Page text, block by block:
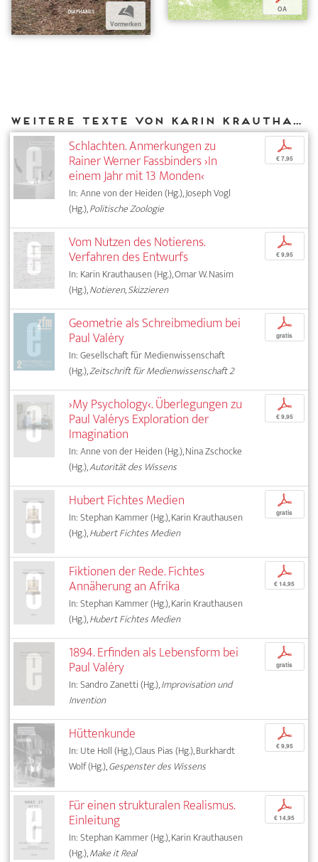
b
Vormerken
OA
Weitere Texte von Karin Krauthausen bei DIAPHANES
Schlachten. Anmerkungen zu
Rainer Werner Fassbinders ›In
einem Jahr mit 13 Monden‹
In: Anne von der Heiden (Hg.), Joseph Vogl
(Hg.),Politische Zoologie
p
€ 7,95
Vom Nutzen des Notierens.
Verfahren des Entwurfs
In: Karin Krauthausen (Hg.), Omar W. Nasim
(Hg.),Notieren, Skizzieren
p
€ 9,95
Geometrie als Schreibmedium bei
Paul Valéry
In: Gesellschaft für Medienwissenschaft
(Hg.),Zeitschrift für Medienwissenschaft 2
p
gratis
›My Psychology‹. Überlegungen zu
Paul Valérys Exploration der
Imagination
In: Anne von der Heiden (Hg.), Nina Zschocke
(Hg.),Autorität des Wissens
p
€ 9,95
Hubert Fichtes Medien
In: Stephan Kammer (Hg.), Karin Krauthausen
(Hg.),Hubert Fichtes Medien
p
gratis
Fiktionen der Rede. Fichtes
Annäherung an Afrika
In: Stephan Kammer (Hg.), Karin Krauthausen
(Hg.),Hubert Fichtes Medien
p
€ 14,95
1894. Erfinden als Lebensform bei
Paul Valéry
In: Sandro Zanetti (Hg.),Improvisation und
Invention
p
gratis
Hüttenkunde
In: Ute Holl (Hg.), Claus Pias (Hg.), Burkhardt
Wolf (Hg.),Gespenster des Wissens
p
€ 9,95
Für einen strukturalen Realismus.
Einleitung
In: Stephan Kammer (Hg.), Karin Krauthausen
(Hg.),Make it Real
p
€ 14,95